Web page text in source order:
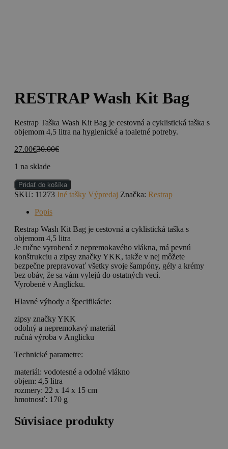
RESTRAP Wash Kit Bag
Restrap Taška Wash Kit Bag je cestovná a cyklistická taška s
objemom 4,5 litra na hygienické a toaletné potreby.
27.00€30.00€
1 na sklade
množstvo
RESTRAP
Pridať do košíka
SKU: 11273 Iné tašky Výpredaj Značka: Restrap
Popis
Restrap Wash Kit Bag je cestovná a cyklistická taška s
objemom 4,5 litra
Je ručne vyrobená z nepremokavého vlákna, má pevnú
konštrukciu a zipsy značky YKK, takže v nej môžete
bezpečne prepravovať všetky svoje šampóny, gély a krémy
bez obáv, že sa vám vylejú do ostatných vecí.
Vyrobené v Anglicku.
Hlavné výhody a špecifikácie:
zipsy značky YKK
odolný a nepremokavý materiál
ručná výroba v Anglicku
Technické parametre:
materiál: vodotesné a odolné vlákno
objem: 4,5 litra
rozmery: 22 x 14 x 15 cm
hmotnosť: 170 g
Súvisiace produkty